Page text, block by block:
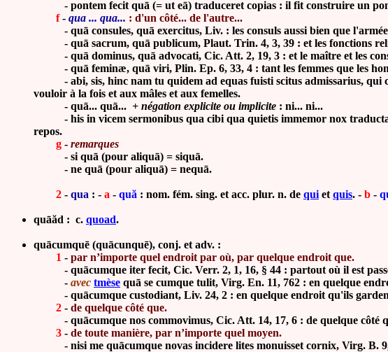
- pontem fecit quā (= ut eā) traduceret copias : il fit construire un
f- qua ... qua... : d'un côté... de l'autre...
- quā consules, quā exercitus, Liv. : les consuls aussi bien que
- quā sacrum, quā publicum, Plaut. Trin. 4, 3, 39 : et les fonctions
- quā dominus, quā advocati, Cic. Att. 2, 19, 3 : et le maître et les
- quā feminæ, quā viri, Plin. Ep. 6, 33, 4 : tant les femmes que les
- abi, sis, hinc nam tu quidem ad equas fuisti scitus admissarius,
vouloir à la fois et aux mâles et aux femelles.
- quā... quā... + négation explicite ou implicite : ni... ni...
- his in vicem sermonibus qua cibi qua quietis immemor nox traducta
repos.
g - remarques
- si quā (pour aliquā) = siquā.
- ne quā (pour aliquā) = nequā.
2 - qua : - a - quă : nom. fém. sing. et acc. plur. n. de qui et quis. - b -
quāăd : c. quoad.
quācumquē (quācunquē), conj. et adv. :
1 - par n’importe quel endroit par où, par quelque endroit que.
- quācumque iter fecit, Cic. Verr. 2, 1, 16, § 44 : partout où il est
- avec tmèse quā se cumque tulit, Virg. En. 11, 762 : en quelque
- quācumque custodiant, Liv. 24, 2 : en quelque endroit qu'ils
2 - de quelque côté que.
- quācumque nos commovimus, Cic. Att. 14, 17, 6 : de quelque côté
3 - de toute manière, par n’importe quel moyen.
- nisi me quācumque novas incidere lites monuisset cornix, Virg. B. 9,